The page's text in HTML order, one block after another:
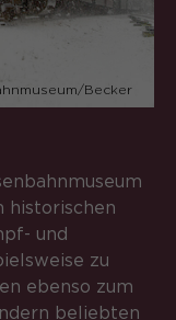
Becker
historischen
und
zu
ebenso zum
beliebten